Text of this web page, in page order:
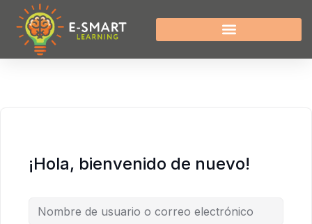
¡Hola, bienvenido de nuevo!